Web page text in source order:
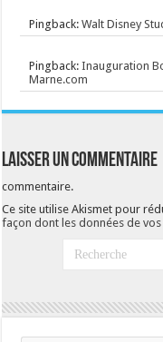
Pingback:Walt Disney
Pingback:Inauguration
Marne.com
Laisser un commentaire
commentaire.
Ce site utilise Akismet pour
façon dont les données de